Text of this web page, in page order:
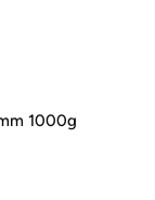
1000g